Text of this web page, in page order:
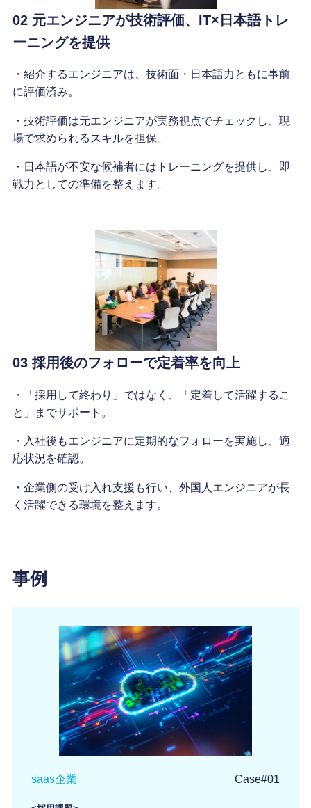
02 元エンジニアが技術評価、IT×日本語トレ
ーニングを提供
・紹介するエンジニアは、技術面・日本語力ともに事前
に評価済み。
・技術評価は元エンジニアが実務視点でチェックし、現
場で求められるスキルを担保。
・日本語が不安な候補者にはトレーニングを提供し、即
戦力としての準備を整えます。
03 採用後のフォローで定着率を向上
・「採用して終わり」ではなく、「定着して活躍するこ
と」までサポート。
・入社後もエンジニアに定期的なフォローを実施し、適
応状況を確認。
・企業側の受け入れ支援も行い、外国人エンジニアが長
く活躍できる環境を整えます。
事例
saas企業 Case#01